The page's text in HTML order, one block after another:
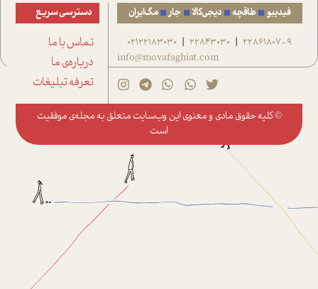
فیدیبو طاقچه دیجی‌کالا جار مگ‌ایران
22861807-9
|
22843030
|
02122183030
info@movafaghiat.com
دسترسی سریع
تماس با ما
درباره‌ی ما
تعرفه تبلیغات
© کلیه حقوق مادی و معنوی این وب‌سایت متعلق به مجله‌ی موفقیت
است